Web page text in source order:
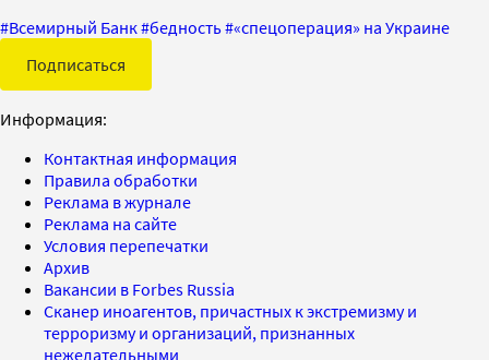
#Всемирный Банк#бедность#«спецоперация» на Украине
Подписаться
Информация:
Контактная информация
Правила обработки
Реклама в журнале
Реклама на сайте
Условия перепечатки
Архив
Вакансии в Forbes Russia
Сканер иноагентов, причастных к экстремизму и
терроризму и организаций, признанных
нежелательными